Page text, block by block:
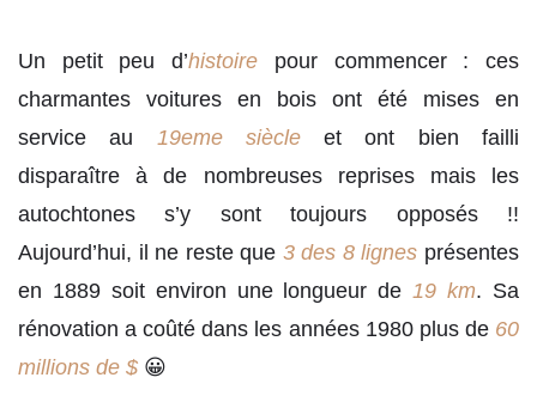
Un petit peu d’histoire pour commencer : ces
charmantes voitures en bois ont été mises en
service au 19eme siècleet ont bien failli
disparaître à de nombreuses reprises mais les
autochtones s’y sont toujours opposés !!
Aujourd’hui, il ne reste que 3 des 8 lignes présentes
en 1889 soit environ une longueur de 19 km. Sa
rénovation a coûté dans les années 1980 plus de 60
millions de $ 😀